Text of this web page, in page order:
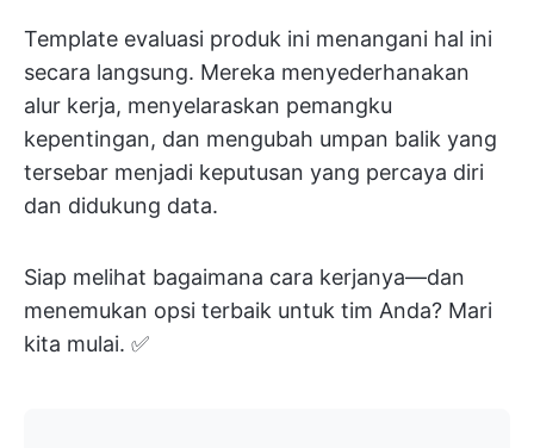
Template evaluasi produk ini menangani hal ini
secara langsung. Mereka menyederhanakan
alur kerja, menyelaraskan pemangku
kepentingan, dan mengubah umpan balik yang
tersebar menjadi keputusan yang percaya diri
dan didukung data.
Siap melihat bagaimana cara kerjanya—dan
menemukan opsi terbaik untuk tim Anda? Mari
kita mulai. ✅